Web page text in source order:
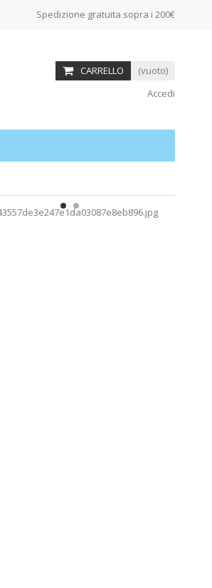
Spedizione gratuita sopra i 200€
CARRELLO
(vuoto)
Accedi